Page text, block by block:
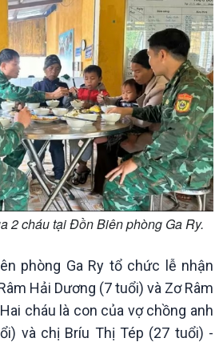
Thế giới
Tin thế giới
Vấn đề quốc tế
Hồ sơ sự kiện quốc tế
Biên cương - Một dải vững
bền
2 cháu tại Đồn Biên phòng Ga Ry.
phòng Ga Ry tổ chức lễ nhận
Hải Dương (7 tuổi) và Zơ Râm
cháu là con của vợ chồng anh
và chị Bríu Thị Tép (27 tuổi) -